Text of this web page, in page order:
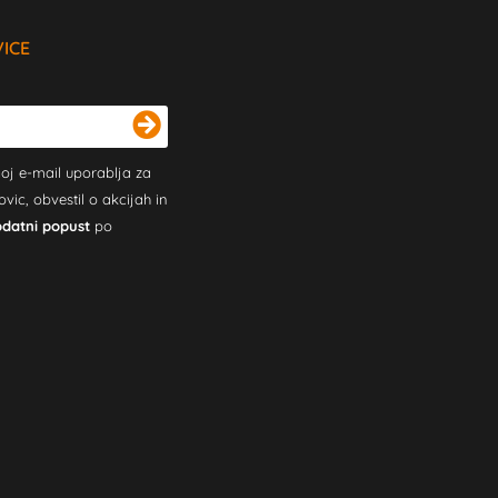
e-mail uporablja za
obvestil o akcijah in
popust po